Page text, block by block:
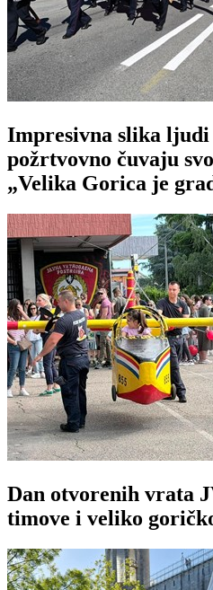
Impresivna slika ljudi
požrtvovno čuvaju
„Velika Gorica je
Dan otvorenih vrata
timove i veliko